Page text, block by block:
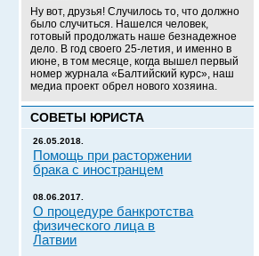
Ну вот, друзья! Случилось то, что должно
было случиться. Нашелся человек,
готовый продолжать наше безнадежное
дело. В год своего 25-летия, и именно в
июне, в том месяце, когда вышел первый
номер журнала «Балтийский курс», наш
медиа проект обрел нового хозяина.
СОВЕТЫ ЮРИСТА
26.05.2018.
Помощь при расторжении
брака с иностранцем
08.06.2017.
О процедуре банкротства
физического лица в
Латвии